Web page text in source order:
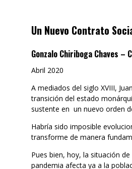
Un Nuevo Contrato
Gonzalo Chiriboga Chaves –
Abril 2020
A mediados del siglo XVIII,
transición del estado
sustente en un nuevo orden
Habría sido imposible
transforme de manera
Pues bien, hoy, la situación
pandemia afecta ya a la